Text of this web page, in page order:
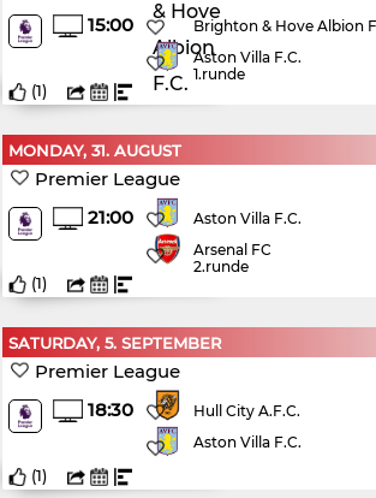
15:00
Brighton & Hove Albion
Aston Villa F.C.
1.runde
(1)
MONDAY, 31. AUGUST
Premier League
21:00
Aston Villa F.C.
Arsenal FC
2.runde
(1)
SATURDAY, 5. SEPTEMBER
Premier League
18:30
Hull City A.F.C.
Aston Villa F.C.
(1)